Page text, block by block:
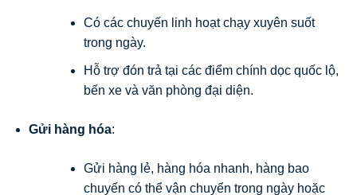
Có các chuyến linh hoạt chạy xuyên suốt
trong ngày.
Hỗ trợ đón trả tại các điểm chính dọc quốc lộ,
bến xe và văn phòng đại diện.
Gửi hàng hóa:
Gửi hàng lẻ, hàng hóa nhanh, hàng bao
chuyến có thể vận chuyển trong ngày hoặc